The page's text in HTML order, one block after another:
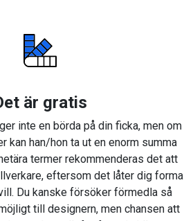
är gratis
inte en börda på din ficka, men om
kan han/hon ta ut en enorm summa
termer rekommenderas det att
eftersom det låter dig forma
Du kanske försöker förmedla så
till designern, men chansen att